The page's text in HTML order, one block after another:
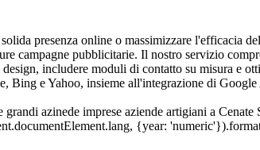
presenza online o massimizzare l'efficacia
campagne pubblicitarie. Il nostro servizio
includere moduli di contatto su misura e
Bing e Yahoo, insieme all'integrazione di